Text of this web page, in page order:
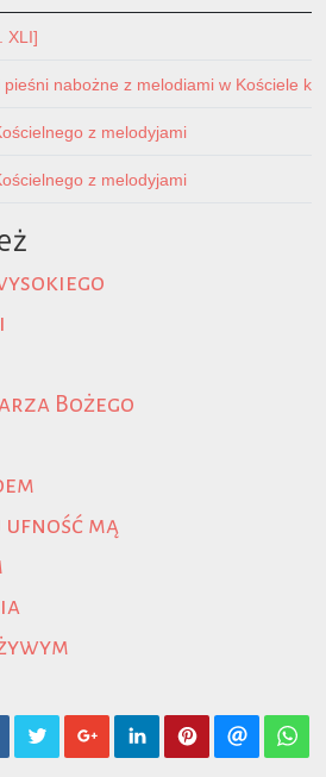
XLI]
pieśni nabożne z melodiami w Kościele
z melodyjami
z melodyjami
Bożego
ufność mą